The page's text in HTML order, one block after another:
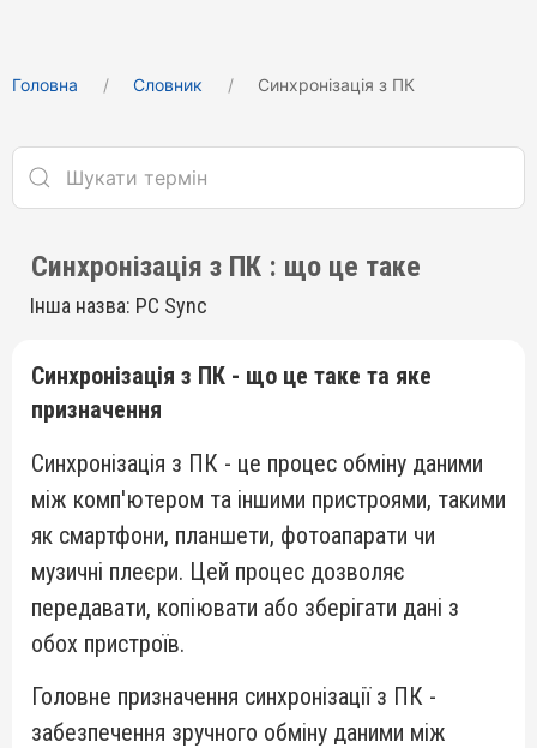
Головна Cловник Синхронізація з ПК
Синхронізація з ПК : що це таке
Інша назва: PC Sync
Синхронізація з ПК - що це таке та яке
призначення
Синхронізація з ПК - це процес обміну даними
між комп'ютером та іншими пристроями, такими
як смартфони, планшети, фотоапарати чи
музичні плеєри. Цей процес дозволяє
передавати, копіювати або зберігати дані з
обох пристроїв.
Головне призначення синхронізації з ПК -
забезпечення зручного обміну даними між